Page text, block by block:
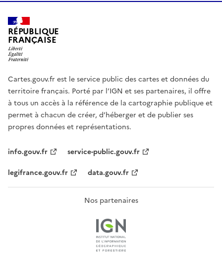
RÉPUBLIQUE
FRANÇAISE
Cartes.gouv.fr est le service public des cartes et données du
territoire français. Porté par l’IGN et ses partenaires, il offre
à tous un accès à la référence de la cartographie publique et
permet à chacun de créer, d’héberger et de publier ses
propres données et représentations.
info.gouv.fr
service-public.gouv.fr
legifrance.gouv.fr
data.gouv.fr
Nos partenaires